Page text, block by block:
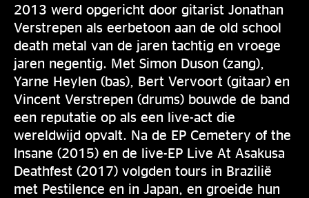
2013 werd opgericht door gitarist Jonathan
Verstrepen als eerbetoon aan de old school
death metal van de jaren tachtig en vroege
jaren negentig. Met Simon Duson (zang),
Yarne Heylen (bas), Bert Vervoort (gitaar) en
Vincent Verstrepen (drums) bouwde de band
een reputatie op als een live-act die
wereldwijd opvalt. Na de EP Cemetery of the
Insane (2015) en de live-EP Live At Asakusa
Deathfest (2017) volgden tours in Brazilië
met Pestilence en in Japan, en groeide hun